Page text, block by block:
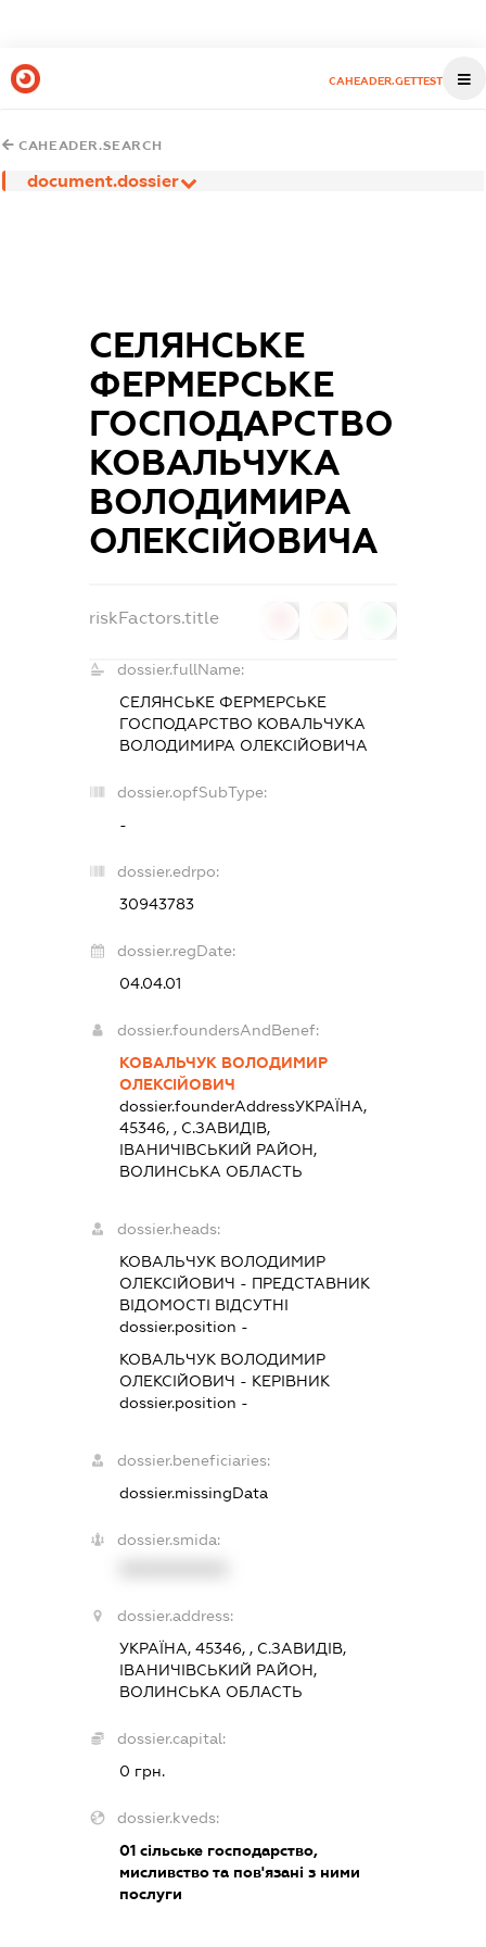
CAHEADER.GETTEST
CAHEADER.SEARCH
document.dossier
СЕЛЯНСЬКЕ
ФЕРМЕРСЬКЕ
ГОСПОДАРСТВО
КОВАЛЬЧУКА
ВОЛОДИМИРА
ОЛЕКСІЙОВИЧА
riskFactors.title
dossier.fullName:
СЕЛЯНСЬКЕ ФЕРМЕРСЬКЕ
ГОСПОДАРСТВО КОВАЛЬЧУКА
ВОЛОДИМИРА ОЛЕКСІЙОВИЧА
dossier.opfSubType:
-
dossier.edrpo:
30943783
dossier.regDate:
04.04.01
dossier.foundersAndBenef:
КОВАЛЬЧУК ВОЛОДИМИР
ОЛЕКСІЙОВИЧ
dossier.founderAddressУКРАЇНА,
45346, , С.ЗАВИДІВ,
ІВАНИЧІВСЬКИЙ РАЙОН,
ВОЛИНСЬКА ОБЛАСТЬ
dossier.heads:
КОВАЛЬЧУК ВОЛОДИМИР
ОЛЕКСІЙОВИЧ - ПРЕДСТАВНИК
ВІДОМОСТІ ВІДСУТНІ
dossier.position -
КОВАЛЬЧУК ВОЛОДИМИР
ОЛЕКСІЙОВИЧ - КЕРІВНИК
dossier.position -
dossier.beneficiaries:
dossier.missingData
dossier.smida:
dossier.address:
УКРАЇНА, 45346, , С.ЗАВИДІВ,
ІВАНИЧІВСЬКИЙ РАЙОН,
ВОЛИНСЬКА ОБЛАСТЬ
dossier.capital:
0 грн.
dossier.kveds:
01 сільське господарство,
мисливство та пов'язані з ними
послуги